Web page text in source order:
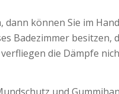
können Sie im
Badezimmer
die Dämpfe